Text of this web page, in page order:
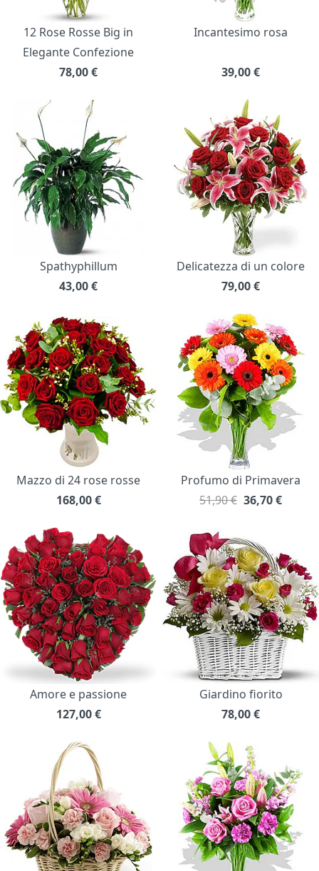
12 Rose Rosse Big in
Elegante Confezione
78,00€
Incantesimo rosa
39,00€
Spathyphillum
43,00€
Delicatezza di un colore
79,00€
Mazzo di 24 rose rosse
168,00 €
Profumo di Primavera
51,90 € 36,70€
Amore e passione
127,00 €
Giardino fiorito
78,00€